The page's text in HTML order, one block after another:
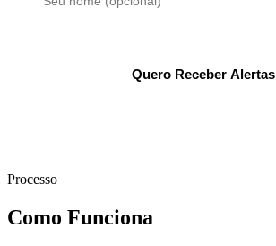
Quero Receber Alertas
Processo
Como Funciona